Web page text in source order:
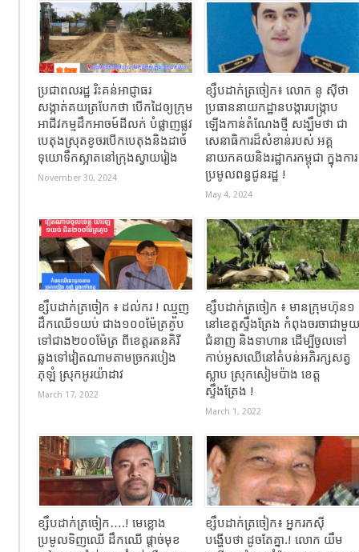
ប្រជាពលរដ្ឋ រិះគន់អាជ្ញាធរ
សង្កាត់គយត្របែកថា បើកដៃឲ្យក្រុម
អាជីវកម្មដឹកអាចម៍ដីលក់ បំផ្លាញផ្លូវ
បេតុងស្រុតខូចរបើកបេតុងនិងដាច់
ទុយោទឹកស្អាតនៅក្រុងស្វាយរៀង
November 30, 2024
ខ្សឹបដាក់ត្រចៀក៖ លោក នូ សុីថា
ប្រធាននាយកដ្ឋានបង្ការបង្ក្រាប
ឡើងកាន់តំណែងថ្មី សង្ឃឹមថា ជា
សេនាធិការដ៏សំខាន់របស់ អគ្គ
នាយកគយនិងរដ្ឋាករកម្ពុជា ក្នុងការ
ប្រមូលពន្ធជូនរដ្ឋ !
May 4, 2024
ខ្សឹបដាក់ត្រចៀក ៖ ដល់ករ ! ឈ្មួញ
ដឹកឈើ១យប់ ជាង១០០ម៉ែត្រគូប
ទៅជាង២០០ម៉ែត្រ ពីខេត្តរតនគិរី
ឆ្លងទៅវៀតណាមតាមច្រករបៀង
ភុឡំ ស្រុកអូរយ៉ាដាវ
March 17, 2022
ខ្សឹបដាក់ត្រចៀក ៖ មានក្រុមហ៊ុន១
នៅខេត្តស្ទឹងត្រែង កំពុងចរចាជាមួយ
ជំនាញ និងទាហាន ដើម្បីចូលទៅ
កាប់អូសឈើនៅតំបន់អភិរក្សសត្វ
ស្លាប ស្រុកសៀមប៉ាង ខេត្ត
ស្ទឹងត្រែង !
March 1, 2022
ខ្សឹបដាក់ត្រចៀក….! មេខ្លោង
ប្រមូលទិញឈើ ដឹកឈើ ផ្តាច់មុខ
ខ្សឹបដាក់ត្រចៀក៖ អ្នករកស៊ី
បង្ហើបថា ដូចតែគ្នា.! លោក យឹម​